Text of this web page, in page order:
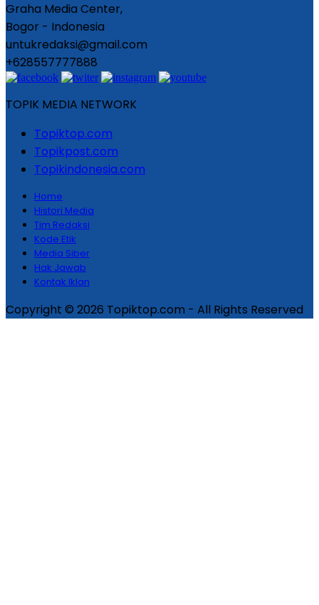
Graha Media Center,
Bogor - Indonesia
untukredaksi@gmail.com
+628557777888
TOPIK MEDIA NETWORK
Topiktop.com
Topikpost.com
Topikindonesia.com
Home
Histori Media
Tim Redaksi
Kode Etik
Media Siber
Hak Jawab
Kontak Iklan
Copyright © 2026 Topiktop.com - All Rights Reserved